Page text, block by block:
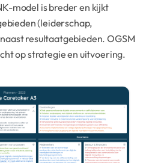
model is breder en kijkt
(leiderschap,
resultaatgebieden. OGSM
op strategie en uitvoering.